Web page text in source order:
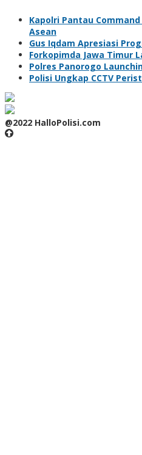
Kapolri Pantau
Asean
Gus Iqdam Apresiasi
Forkopimda Jawa Timur
Polres Panorogo
Polisi Ungkap CCTV
@2022 HalloPolisi.com